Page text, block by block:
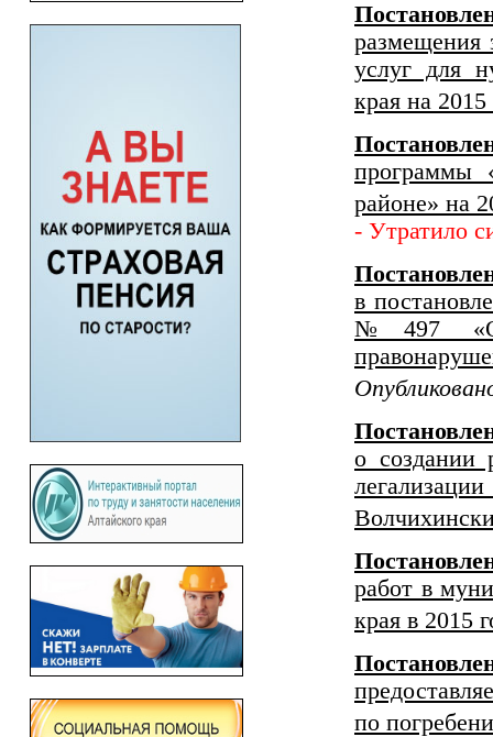
размещения
услуг для
края на 2015
программы
районе» на
- Утратило
в
№497 «О
о создании
работ в
края в 2015
по